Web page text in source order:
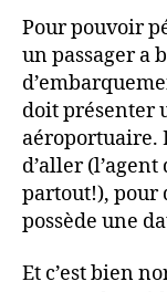
Pour pouvoir
un passager a
doit présenter
aéroportuaire.
d’aller
partout!), pour
possède une
Et c’est bien